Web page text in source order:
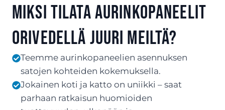
Miksi tilata aurinkopaneelit
Orivedellä juuri meiltä?
Teemme aurinkopaneelien asennuksen
satojen kohteiden kokemuksella.
Jokainen koti ja katto on uniikki – saat
parhaan ratkaisun huomioiden